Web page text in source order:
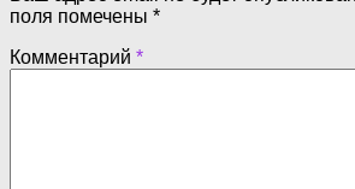
поля помечены *
Комментарий *